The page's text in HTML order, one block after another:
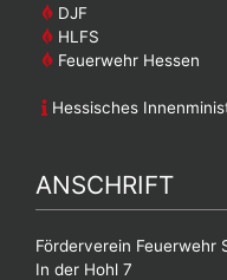
DJF
HLFS
Feuerwehr Hessen
Hessisches
ANSCHRIFT
Förderverein Feuerwehr
In der Hohl 7